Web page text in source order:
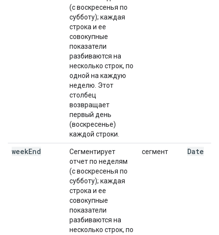
(с воскресенья по
субботу); каждая
строка и ее
совокупные
показатели
разбиваются на
несколько строк, по
одной на каждую
неделю. Этот
столбец
возвращает
первый день
(воскресенье)
каждой строки.
weekEnd
Сегментирует
отчет по неделям
(с воскресенья по
субботу); каждая
строка и ее
совокупные
показатели
разбиваются на
несколько строк, по
сегмент Date